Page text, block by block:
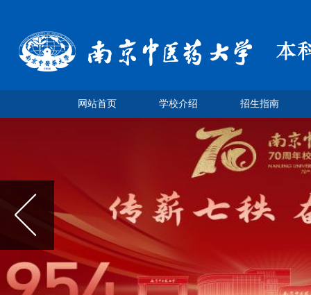
网站首页 学校介绍 招生指南